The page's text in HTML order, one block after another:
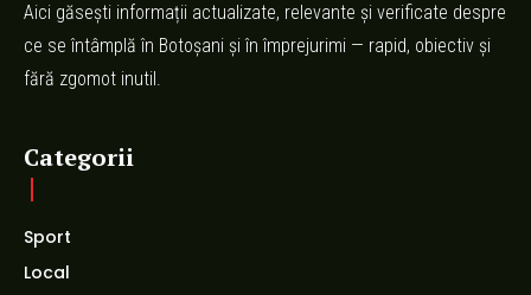
Aici găsești informații actualizate, relevante și verificate despre
ce se întâmplă în Botoșani și în împrejurimi — rapid, obiectiv și
fără zgomot inutil.
Categorii
Sport
Local